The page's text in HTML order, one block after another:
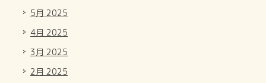
5月 2025
4月 2025
3月 2025
2月 2025